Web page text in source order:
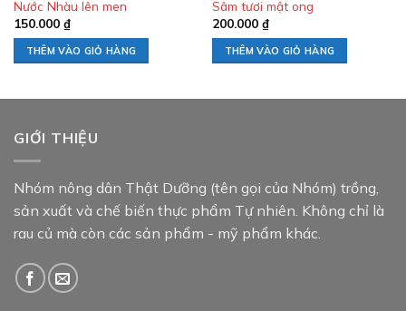
Nước Nhàu lên men
150.000 ₫
THÊM VÀO GIỎ HÀNG
Sâm tươi mật ong
200.000 ₫
THÊM VÀO GIỎ HÀNG
GIỚI THIỆU
Nhóm nông dân Thật Dưỡng (tên gọi của Nhóm) trồng,
sản xuất và chế biến thực phẩm Tự nhiên. Không chỉ là
rau củ mà còn các sản phẩm - mỹ phẩm khác.